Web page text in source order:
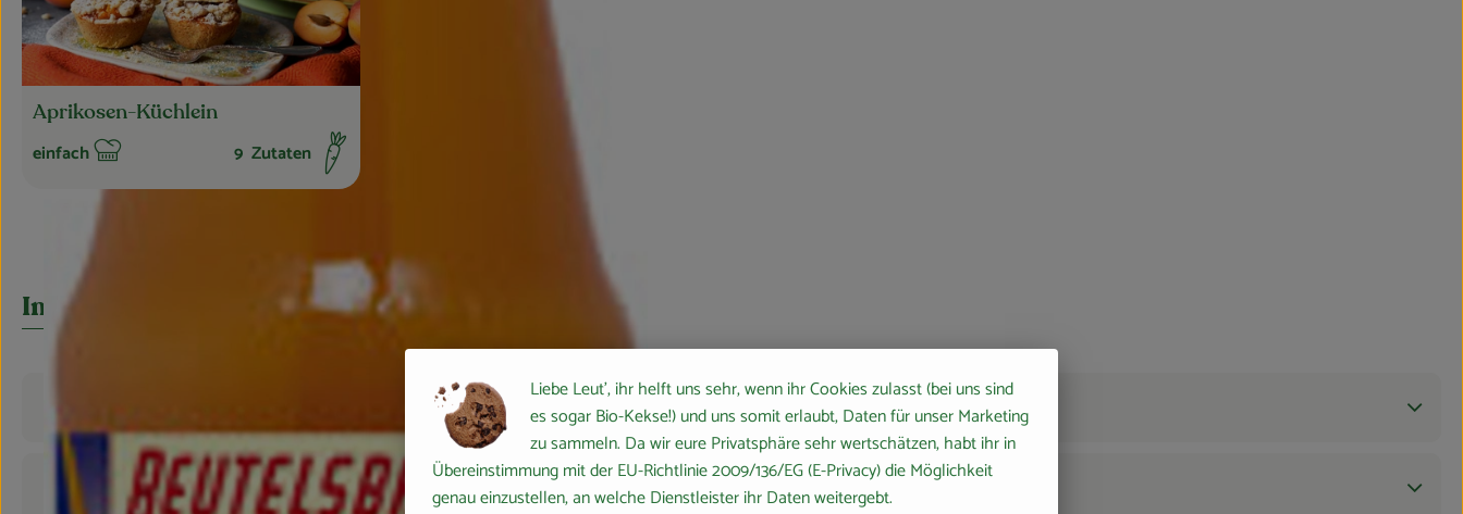
Aprikosen-Küchlein
Schwierigkeit:
einfach 9 Zutaten
Info
Zutaten
Liebe Leut', ihr helft uns sehr, wenn ihr Cookies zulasst (bei uns sind
es sogar Bio-Kekse!) und uns somit erlaubt, Daten für unser Marketing
zu sammeln. Da wir eure Privatsphäre sehr wertschätzen, habt ihr in
Übereinstimmung mit der EU-Richtlinie 2009/136/EG (E-Privacy) die Möglichkeit
genau einzustellen, an welche Dienstleister ihr Daten weitergebt.